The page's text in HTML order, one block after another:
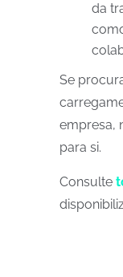
da
Se
empresa,
para si.
Consulte